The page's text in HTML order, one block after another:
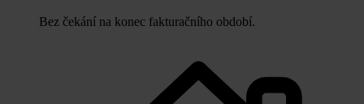
Bez čekání na konec fakturačního období.